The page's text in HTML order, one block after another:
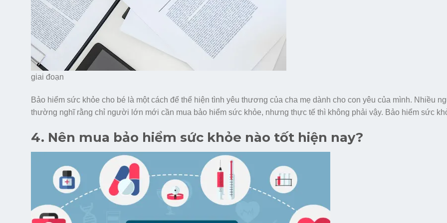
giai đoạn
Bảo hiểm sức khỏe cho bé là một cách để thể hiện tình yêu thương của cha mẹ dành cho con yêu của mình. Nhiều
thường nghĩ rằng chỉ người lớn mới cần mua bảo hiểm sức khỏe, nhưng thực tế thì không phải vậy. Bảo hiểm sức
4. Nên mua bảo hiểm sức khỏe nào tốt hiện nay?